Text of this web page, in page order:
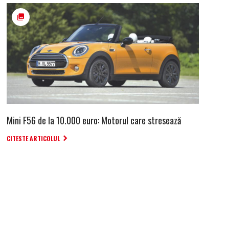
Mini F56 de la 10.000 euro: Motorul care stresează
CITESTE ARTICOLUL